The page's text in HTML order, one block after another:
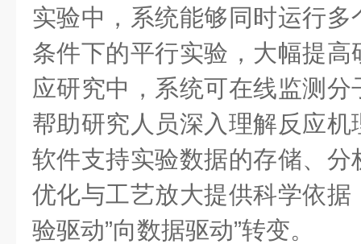
实验中，系统能够同时运行
条件下的平行实验，大幅提
应研究中，系统可在线监测
帮助研究人员深入理解反应
软件支持实验数据的存储、
优化与工艺放大提供科学依
验驱动”向数据驱动”转变。